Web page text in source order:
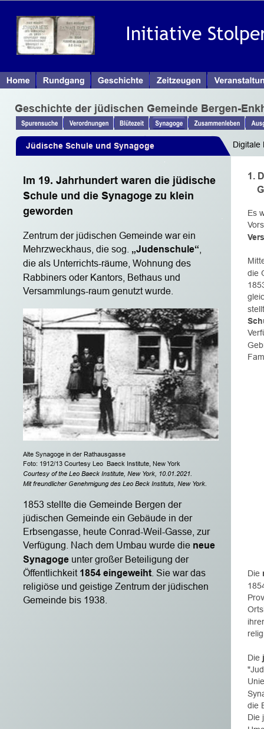
Jüdische Schule und Synagoge
1.
Es
die
Die
Die
die
Die
Im 19. Jahrhundert waren die jüdische
Schule und die Synagoge zu klein
geworden
Zentrum der jüdischen Gemeinde war ein
Mehrzweckhaus, die sog. „Judenschule“
die als Unterrichts-räume, Wohnung des
Rabbiners oder Kantors, Bethaus und
Versammlungs-raum genutzt wurde.
Alte Synagoge in der Rathausgasse
Foto: 1912/13 Courtesy Leo  Baeck Institute, New York
Courtesy of the Leo Baeck Institute, New York, 10.01.2021.
Mit freundlicher Genehmigung des Leo Beck Instituts, New York.
1853 stellte die Gemeinde Bergen der
jüdischen Gemeinde ein Gebäude in der
Erbsengasse, heute Conrad-Weil-Gasse, zur
Verfügung. Nach dem Umbau wurde die neue
Synagoge unter großer Beteiligung der
Öffentlichkeit 1854 eingeweiht . Sie war das
religiöse und geistige Zentrum der jüdischen
Gemeinde bis 1938.
Geschichte der jüdischen Gemeinde Bergen-
Digitale
Initiative